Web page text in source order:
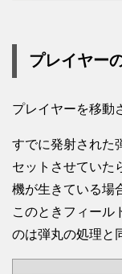
プレイヤー
プレイヤーを移動
すでに発射された
セットさせていた
機が生きている場
このときフィール
のは弾丸の処理と